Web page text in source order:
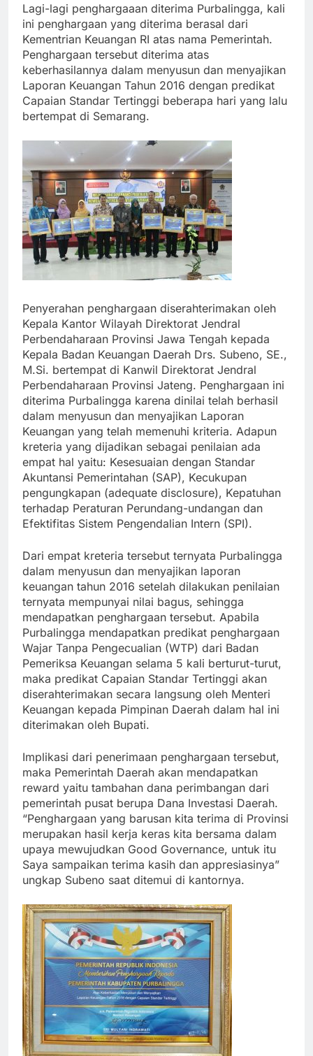
Lagi-lagi penghargaaan diterima Purbalingga, kali
ini penghargaan yang diterima berasal dari
Kementrian Keuangan RI atas nama Pemerintah.
Penghargaan tersebut diterima atas
keberhasilannya dalam menyusun dan menyajikan
Laporan Keuangan Tahun 2016 dengan predikat
Capaian Standar Tertinggi beberapa hari yang lalu
bertempat di Semarang.
Penyerahan penghargaan diserahterimakan oleh
Kepala Kantor Wilayah Direktorat Jendral
Perbendaharaan Provinsi Jawa Tengah kepada
Kepala Badan Keuangan Daerah Drs. Subeno, SE.,
M.Si. bertempat di Kanwil Direktorat Jendral
Perbendaharaan Provinsi Jateng. Penghargaan ini
diterima Purbalingga karena dinilai telah berhasil
dalam menyusun dan menyajikan Laporan
Keuangan yang telah memenuhi kriteria. Adapun
kreteria yang dijadikan sebagai penilaian ada
empat hal yaitu: Kesesuaian dengan Standar
Akuntansi Pemerintahan (SAP), Kecukupan
pengungkapan (adequate disclosure), Kepatuhan
terhadap Peraturan Perundang-undangan dan
Efektifitas Sistem Pengendalian Intern (SPI).
Dari empat kreteria tersebut ternyata Purbalingga
dalam menyusun dan menyajikan laporan
keuangan tahun 2016 setelah dilakukan penilaian
ternyata mempunyai nilai bagus, sehingga
mendapatkan penghargaan tersebut. Apabila
Purbalingga mendapatkan predikat penghargaan
Wajar Tanpa Pengecualian (WTP) dari Badan
Pemeriksa Keuangan selama 5 kali berturut-turut,
maka predikat Capaian Standar Tertinggi akan
diserahterimakan secara langsung oleh Menteri
Keuangan kepada Pimpinan Daerah dalam hal ini
diterimakan oleh Bupati.
Implikasi dari penerimaan penghargaan tersebut,
maka Pemerintah Daerah akan mendapatkan
reward yaitu tambahan dana perimbangan dari
pemerintah pusat berupa Dana Investasi Daerah.
“Penghargaan yang barusan kita terima di Provinsi
merupakan hasil kerja keras kita bersama dalam
upaya mewujudkan Good Governance, untuk itu
Saya sampaikan terima kasih dan appresiasinya”
ungkap Subeno saat ditemui di kantornya.